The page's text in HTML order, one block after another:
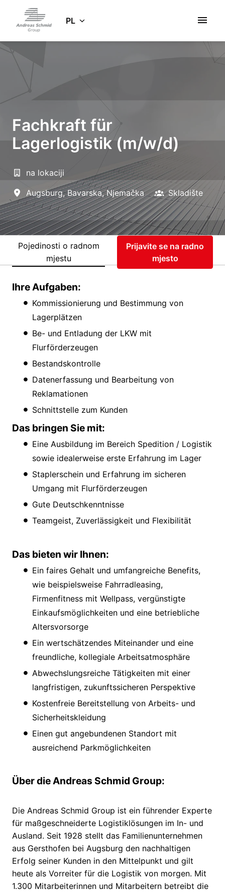
zawartości
Strona głównaPL
Fachkraft für
Lagerlogistik (m/w/d)
na lokaciji
Augsburg, Bavarska, Njemačka Skladište
Pojedinosti o radnom
mjestu
Prijavite se na radno
mjesto
Ihre Aufgaben:
Kommissionierung und Bestimmung von
Lagerplätzen
Be- und Entladung der LKW mit
Flurförderzeugen
Bestandskontrolle
Datenerfassung und Bearbeitung von
Reklamationen
Schnittstelle zum Kunden
Das bringen Sie mit:
Eine Ausbildung im Bereich Spedition / Logistik
sowie idealerweise erste Erfahrung im Lager
Staplerschein und Erfahrung im sicheren
Umgang mit Flurförderzeugen
Gute Deutschkenntnisse
Teamgeist, Zuverlässigkeit und Flexibilität
Das bieten wir Ihnen:
Ein faires Gehalt und umfangreiche Benefits,
wie beispielsweise Fahrradleasing,
Firmenfitness mit Wellpass, vergünstigte
Einkaufsmöglichkeiten und eine betriebliche
Altersvorsorge
Ein wertschätzendes Miteinander und eine
freundliche, kollegiale Arbeitsatmosphäre
Abwechslungsreiche Tätigkeiten mit einer
langfristigen, zukunftssicheren Perspektive
Kostenfreie Bereitstellung von Arbeits- und
Sicherheitskleidung
Einen gut angebundenen Standort mit
ausreichend Parkmöglichkeiten
Über die Andreas Schmid Group:
Die Andreas Schmid Group ist ein führender Experte
für maßgeschneiderte Logistiklösungen im In- und
Ausland. Seit 1928 stellt das Familienunternehmen
aus Gersthofen bei Augsburg den nachhaltigen
Erfolg seiner Kunden in den Mittelpunkt und gilt
heute als Vorreiter für die Logistik von morgen. Mit
1.300 Mitarbeiterinnen und Mitarbeitern betreibt die